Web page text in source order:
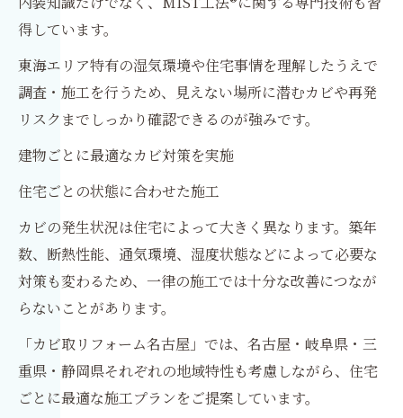
得しています。
東海エリア特有の湿気環境や住宅事情を理解したうえで
調査・施工を行うため、見えない場所に潜むカビや再発
リスクまでしっかり確認できるのが強みです。
建物ごとに最適なカビ対策を実施
住宅ごとの状態に合わせた施工
カビの発生状況は住宅によって大きく異なります。築年
数、断熱性能、通気環境、湿度状態などによって必要な
対策も変わるため、一律の施工では十分な改善につなが
らないことがあります。
「カビ取リフォーム名古屋」では、名古屋・岐阜県・三
重県・静岡県それぞれの地域特性も考慮しながら、住宅
ごとに最適な施工プランをご提案しています。